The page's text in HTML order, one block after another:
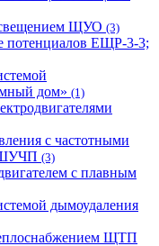
ЩУО (3)
ЕЩР-3-3;
дом» (1)
с частотными
ШУЧП (3)
с плавным
дымоудаления
ЩТП